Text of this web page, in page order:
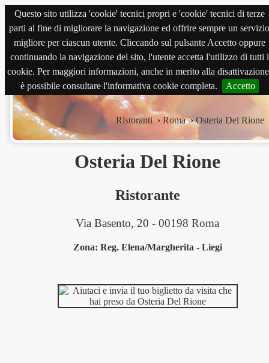
Questo sito utilizza 'cookie' tecnici propri e 'cookie' tecnici di terze
parti al fine di migliorare la navigazione ed offrire sempre un servizio
migliore per ciascun utente. Cliccando sul pulsante Accetto oppure
continuando la navigazione del sito, l'utente accetta l'utilizzo di tutti i
cookie. Per maggiori informazioni, anche in merito alla
è possibile consultare l'informativa cookie completa.
Accetto
magnabene.com
Ristoranti › Roma ›Osteria Del Rione
Osteria Del Rione
Ristorante
Via Basento, 20 - 00198 Roma
Zona: Reg. Elena/Margherita - Liegi